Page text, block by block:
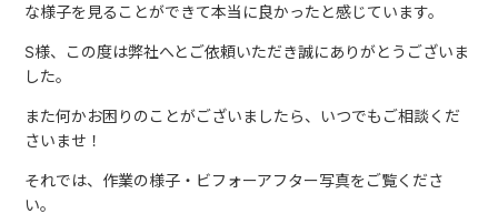
な様子を見ることができて本当に良かったと感じています。
S様、この度は弊社へとご依頼いただき誠にありがとうございま
した。
また何かお困りのことがございましたら、いつでもご相談くだ
さいませ！
それでは、作業の様子・ビフォーアフター写真をご覧くださ
い。